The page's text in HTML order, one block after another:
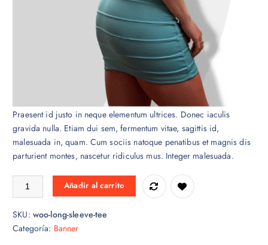
Praesent id justo in neque elementum ultrices. Donec iaculis
gravida nulla. Etiam dui sem, fermentum vitae, sagittis id,
malesuada in, quam. Cum sociis natoque penatibus et magnis dis
parturient montes, nascetur ridiculus mus. Integer malesuada.
Hard top cantidadAñadir al carrito
SKU: woo-long-sleeve-tee
Categoría: Banner